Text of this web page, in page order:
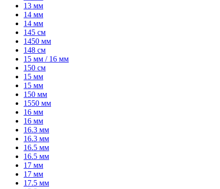
13 мм
14 мм
14 мм
145 см
1450 мм
148 см
15 мм / 16 мм
150 см
15 мм
15 мм
150 мм
1550 мм
16 мм
16 мм
16.3 мм
16.3 мм
16.5 мм
16.5 мм
17 мм
17 мм
17.5 мм